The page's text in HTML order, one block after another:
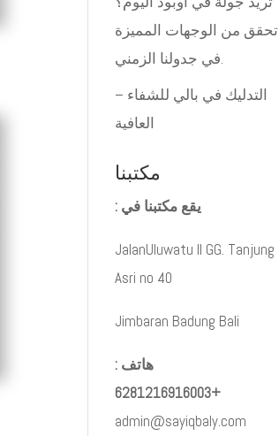
تحقق من الوجهات المميزة
في جدولنا الزمني.
التدليك في بالي للشفاء –
العافية
مكتبنا
يقع مكتبنا في :
JalanUluwatu II GG. Tanjung
Asri no 40
Jimbaran Badung Bali
هاتف :
+6281216916003
admin@sayiqbaly.com